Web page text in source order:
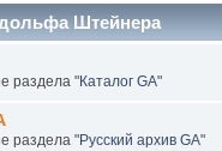
Штейнера
раздела "Каталог GA"
раздела "Русский архив GA"